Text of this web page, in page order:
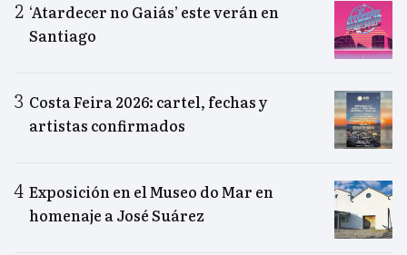
‘Atardecer no Gaiás’ este verán en
Santiago
Costa Feira 2026: cartel, fechas y
artistas confirmados
Exposición en el Museo do Mar en
homenaje a José Suárez